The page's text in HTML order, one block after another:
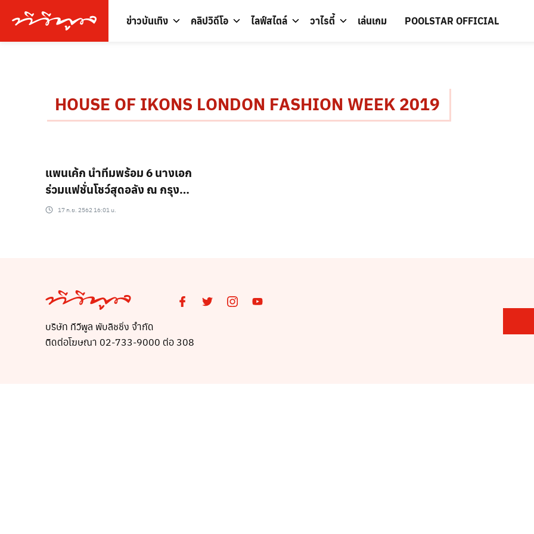
ข่าวบันเทิง คลิปวิดีโอ ไลฟ์สไตล์ วาไรตี้ เล่นเกม POOLSTAR OFFICIAL
HOUSE OF IKONS LONDON FASHION WEEK 2019
แพนเค้ก นำทีมพร้อม 6 นางเอก
ร่วมแฟชั่นโชว์สุดอลัง ณ กรุง
ลอนดอน !
17 ก.ย. 2562 16:01 น.
บริษัท ทีวีพูล พับลิชชิ่ง จำกัด
ติดต่อโฆษณา 02-733-9000 ต่อ 308